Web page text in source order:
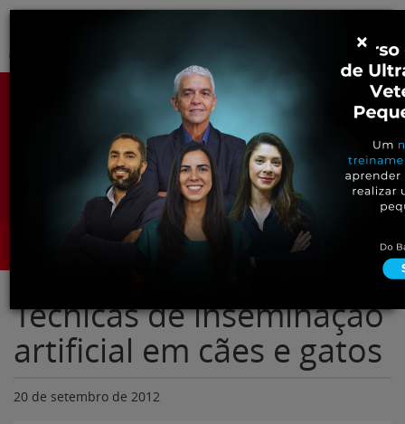
Portal para Profissionais Veterinários
Assine Gratuitamente
Técnicas de inseminação
artificial em cães e gatos
20 de setembro de 2012
×